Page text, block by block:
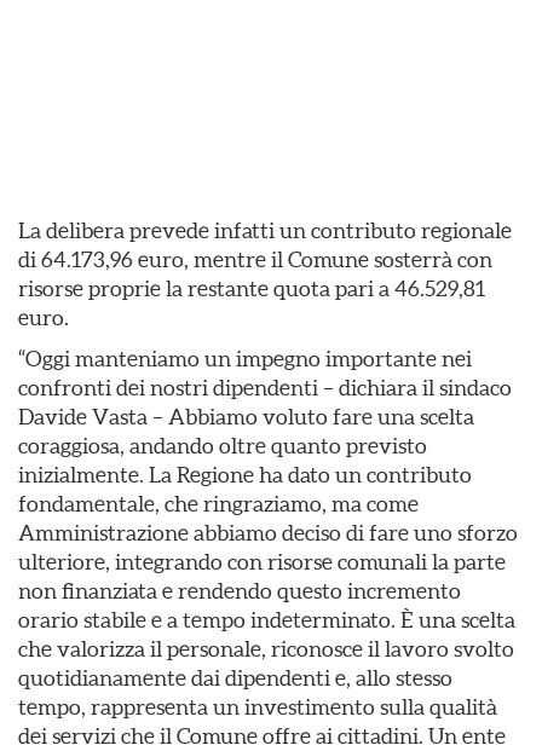
La delibera prevede infatti un contributo regionale
di 64.173,96 euro, mentre il Comune sosterrà con
risorse proprie la restante quota pari a 46.529,81
euro.
“Oggi manteniamo un impegno importante nei
confronti dei nostri dipendenti – dichiara il sindaco
Davide Vasta – Abbiamo voluto fare una scelta
coraggiosa, andando oltre quanto previsto
inizialmente. La Regione ha dato un contributo
fondamentale, che ringraziamo, ma come
Amministrazione abbiamo deciso di fare uno sforzo
ulteriore, integrando con risorse comunali la parte
non finanziata e rendendo questo incremento
orario stabile e a tempo indeterminato. È una scelta
che valorizza il personale, riconosce il lavoro svolto
quotidianamente dai dipendenti e, allo stesso
tempo, rappresenta un investimento sulla qualità
dei servizi che il Comune offre ai cittadini. Un ente